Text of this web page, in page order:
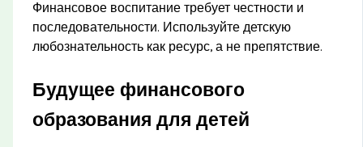
Финансовое воспитание требует честности и
последовательности. Используйте детскую
любознательность как ресурс, а не препятствие.
Будущее финансового
образования для детей